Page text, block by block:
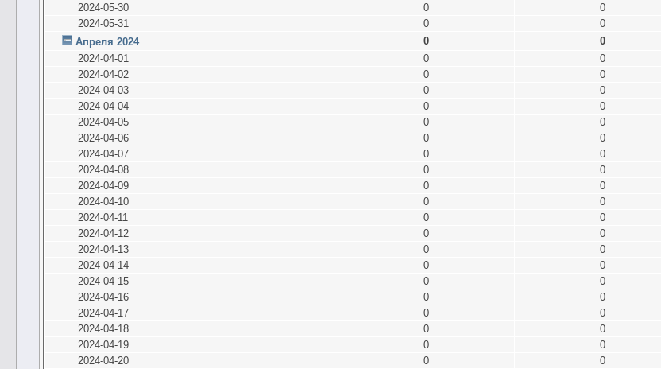
2024-05-30
0 0
2024-05-31
0 0
Апреля 2024
0 0
2024-04-01
0 0
2024-04-02
0 0
2024-04-03
0 0
2024-04-04
0 0
2024-04-05
0 0
2024-04-06
0 0
2024-04-07
0 0
2024-04-08
0 0
2024-04-09
0 0
2024-04-10
0 0
2024-04-11
0 0
2024-04-12
0 0
2024-04-13
0 0
2024-04-14
0 0
2024-04-15
0 0
2024-04-16
0 0
2024-04-17
0 0
2024-04-18
0 0
2024-04-19
0 0
2024-04-20
0 0